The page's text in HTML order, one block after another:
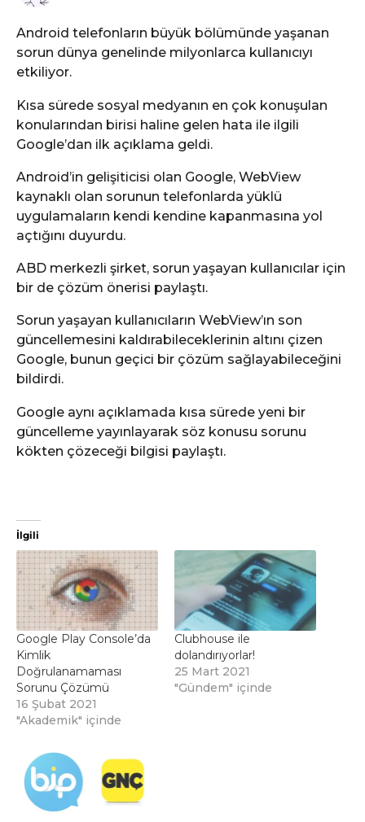
Android telefonların büyük bölümünde yaşanan
sorun dünya genelinde milyonlarca kullanıcıyı
etkiliyor.
Kısa sürede sosyal medyanın en çok konuşulan
konularından birisi haline gelen hata ile ilgili
Google’dan ilk açıklama geldi.
Android’in gelişiticisi olan Google, WebView
kaynaklı olan sorunun telefonlarda yüklü
uygulamaların kendi kendine kapanmasına yol
açtığını duyurdu.
ABD merkezli şirket, sorun yaşayan kullanıcılar için
bir de çözüm önerisi paylaştı.
Sorun yaşayan kullanıcıların WebView’ın son
güncellemesini kaldırabileceklerinin altını çizen
Google, bunun geçici bir çözüm sağlayabileceğini
bildirdi.
Google aynı açıklamada kısa sürede yeni bir
güncelleme yayınlayarak söz konusu sorunu
kökten çözeceği bilgisi paylaştı.
İlgili
Google Play Console’da
Kimlik
Doğrulanamaması
Sorunu Çözümü
16 Şubat 2021
"Akademik" içinde
Clubhouse ile
dolandırıyorlar!
25 Mart 2021
"Gündem" içinde